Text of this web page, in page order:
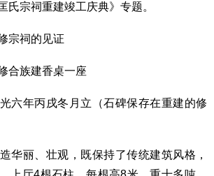
氏宗祠重建竣工庆典》专题。
祠的见证
族建香桌一座
年丙戌冬月立（石碑保存在重建的修
丽、壮观，既保持了传统建筑风格，